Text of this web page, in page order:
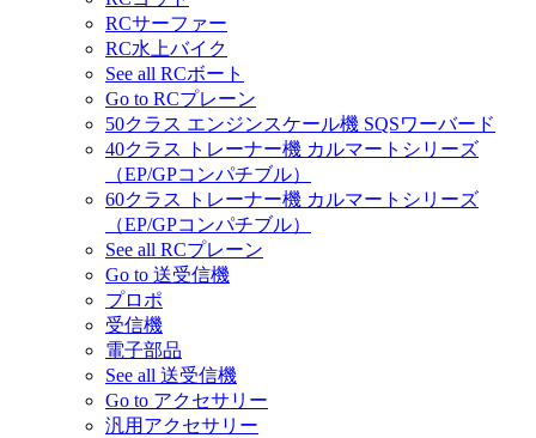
RCサーファー
RC水上バイク
See all RCボート
Go to RCプレーン
50クラス エンジンスケール機 SQSワーバード
40クラス トレーナー機 カルマートシリーズ
（EP/GPコンパチブル）
60クラス トレーナー機 カルマートシリーズ
（EP/GPコンパチブル）
See all RCプレーン
Go to 送受信機
プロポ
受信機
電子部品
See all 送受信機
Go to アクセサリー
汎用アクセサリー